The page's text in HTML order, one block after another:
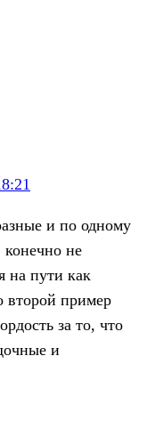
и по одному
конечно не
на пути как
второй пример
за то, что
и